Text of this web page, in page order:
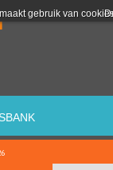
gebruik van